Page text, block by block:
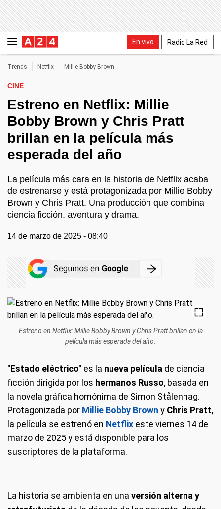
En vivo Radio La Red
Trends Netflix Millie Bobby Brown
CINE
Estreno en Netflix: Millie
Bobby Brown y Chris Pratt
brillan en la película más
esperada del año
La película más cara en la historia de Netflix acaba
de estrenarse y está protagonizada por Millie Bobby
Brown y Chris Pratt. Una producción que combina
ciencia ficción, aventura y drama.
14 de marzo de 2025 - 08:40
Estreno en Netflix: Millie Bobby Brown y Chris Pratt brillan en la
película más esperada del año.
"Estado eléctrico" es la nueva película de ciencia
ficción dirigida por los hermanos Russo, basada en
la novela gráfica homónima de Simon Stålenhag.
Protagonizada por Millie Bobby Brown y Chris Pratt,
la película se estrenó en Netflix este viernes 14 de
marzo de 2025 y está disponible para los
suscriptores de la plataforma.
La historia se ambienta en una versión alterna y